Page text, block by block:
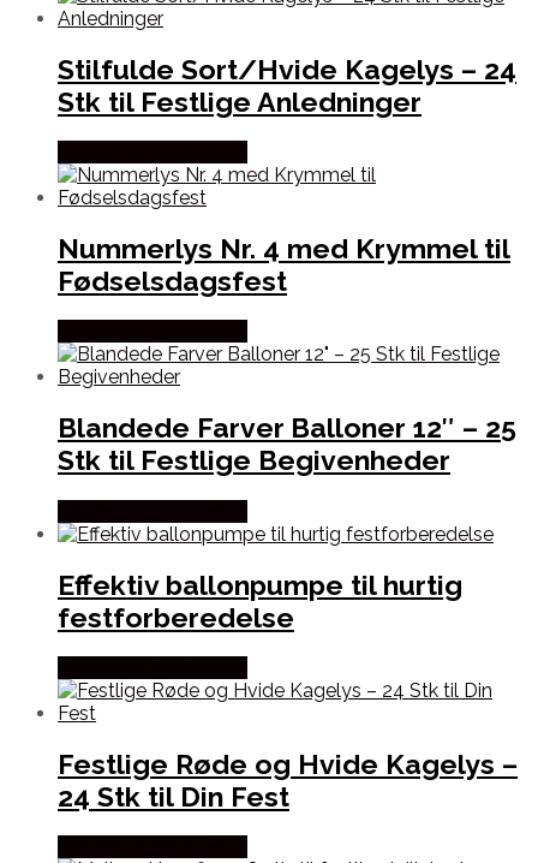
Stilfulde Sort/Hvide Kagelys – 24
Stk til Festlige Anledninger
Nummerlys Nr. 4 med Krymmel til
Fødselsdagsfest
Blandede Farver Balloner 12″ – 25
Stk til Festlige Begivenheder
Effektiv ballonpumpe til hurtig
festforberedelse
Festlige Røde og Hvide Kagelys –
24 Stk til Din Fest